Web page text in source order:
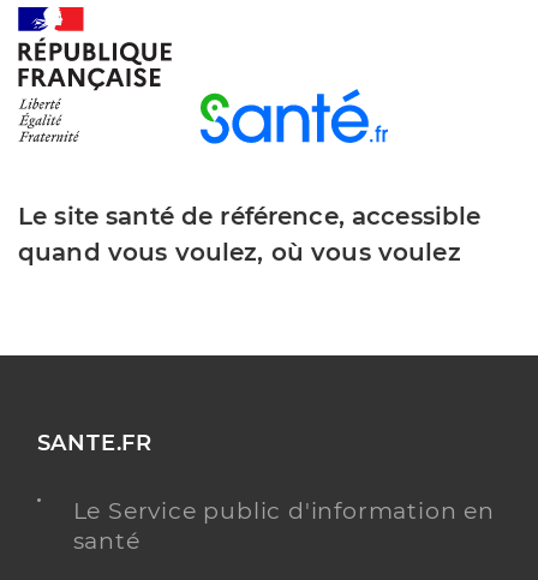
Le site santé de référence, accessible
quand vous voulez, où vous voulez
SANTE.FR
Le Service public d'information en
santé